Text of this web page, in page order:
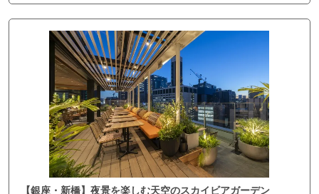
【銀座・新橋】夜景を楽しむ天空のスカイビアガーデン